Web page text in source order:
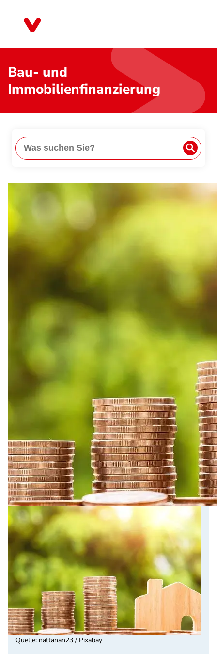
Bau- und
Immobilienfinanzierung
Quelle: nattanan23 / Pixabay